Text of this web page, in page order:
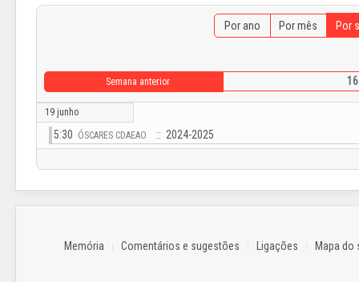
Por ano Por mês Por
Semana anterior
19 junho
5:30 ÓSCARES CDAEAO :: 2024-2025
Memória Comentários e sugestões Ligações Mapa do